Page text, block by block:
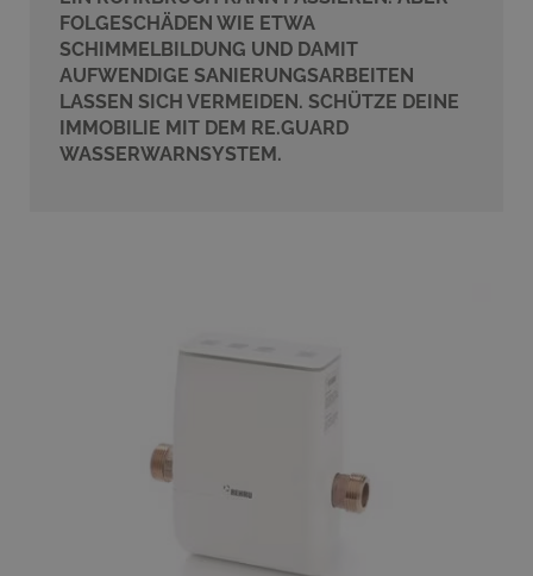
FOLGESCHÄDEN WIE ETWA
SCHIMMELBILDUNG UND DAMIT
AUFWENDIGE SANIERUNGSARBEITEN
LASSEN SICH VERMEIDEN. SCHÜTZE DEINE
IMMOBILIE MIT DEM RE.GUARD
WASSERWARNSYSTEM.